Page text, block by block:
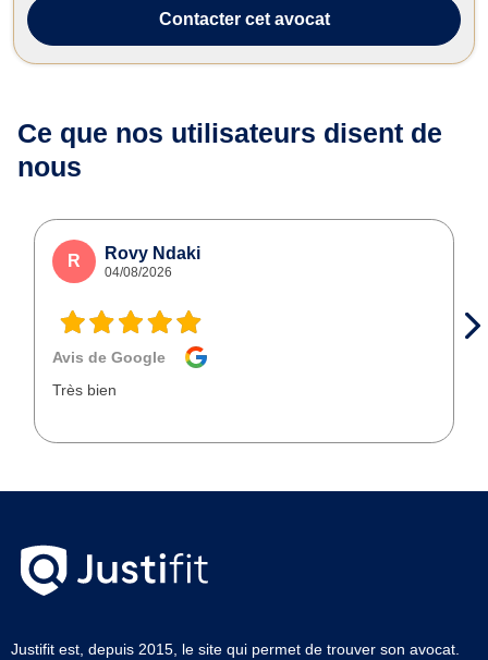
Successio...
Contactercet avocat
Ce que nos utilisateurs disent de
nous
R Rovy Ndaki
04/08/2026
Avis de Google
Très bien
Justifit est, depuis 2015, le site qui permet de trouver son avocat.